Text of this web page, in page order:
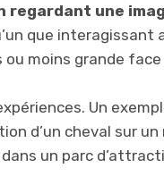
regardant une
que interagissant
ou moins grande
Un
d’un cheval sur
un parc